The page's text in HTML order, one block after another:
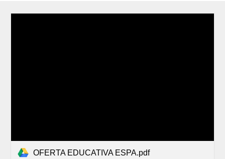
OFERTA EDUCATIVA ESPA.pdf